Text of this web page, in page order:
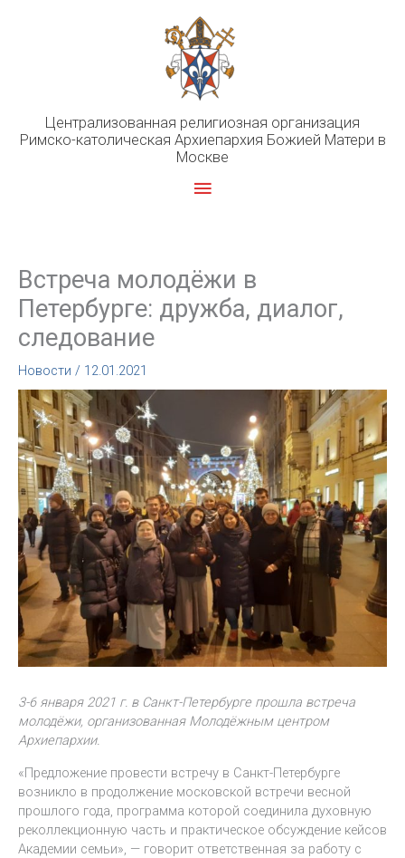
Централизованная религиозная организация
Римско-католическая Архиепархия Божией Матери в
Москве
Главное
Встреча молодёжи в
Петербурге: дружба, диалог,
следование
Новости / 12.01.2021
3-6 января 2021 г. в Санкт-Петербурге прошла встреча
молодёжи, организованная Молодёжным центром
Архиепархии.
«Предложение провести встречу в Санкт-Петербурге
возникло в продолжение московской встречи весной
прошлого года, программа которой соединила духовную
реколлекционную часть и практическое обсуждение кейсов
Академии семьи», — говорит ответственная за работу с